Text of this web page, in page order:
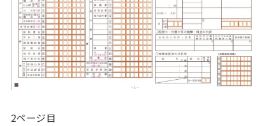
2ページ目